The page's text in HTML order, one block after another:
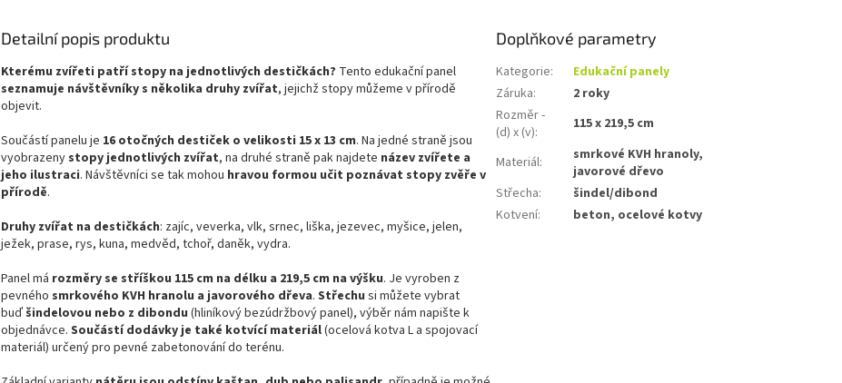
Hlavní přednosti a
konstrukce:
Interaktivní učení:
Otočné destičky
umožňují dětem hravou
formou poznávat svět
hmyzu přímo v přírodě.
Robustní provedení:
Panel o rozměrech 115 ×
219,5 cm je připraven
Profesionální
instalace:
našich služeb nabízíme
také odbornou
Detailní popis produktu
Kterému zvířeti patří stopy na jednotlivých destičkách? Tento edukační panel
seznamuje návštěvníky s několika druhy zvířat, jejichž stopy můžeme v přírodě
objevit.
Součástí panelu je 16 otočných destiček o velikosti 15 x 13 cm. Na jedné straně jsou
vyobrazenystopy jednotlivých zvířat, na druhé straně pak najdete název zvířete a
jeho ilustraci. Návštěvníci se tak mohou hravou formou učit poznávat stopy zvěře v
přírodě.
Druhy zvířat na destičkách: zajíc, veverka, vlk, srnec, liška, jezevec, myšice, jelen,
ježek, prase, rys, kuna, medvěd, tchoř, daněk, vydra.
Panel má rozměry se stříškou 115 cm na délku a 219,5 cm na výšku. Je vyroben z
pevného smrkového KVH hranolu a javorového dřeva. Střechu si můžete vybrat
buďšindelovou nebo z dibondu (hliníkový bezúdržbový panel), výběr nám napište k
objednávce. Součástí dodávky je také kotvící materiál(ocelová kotva L a spojovací
materiál) určený pro pevné zabetonování do terénu.
Doplňkové parametry
Kategorie:
Edukační panely
Záruka:
2 roky
Rozměr -
(d) x (v): 115 x 219,5 cm
Materiál:
smrkové KVH hranoly,
javorové dřevo
Střecha:
šindel/dibond
Kotvení: beton, ocelové kotvy